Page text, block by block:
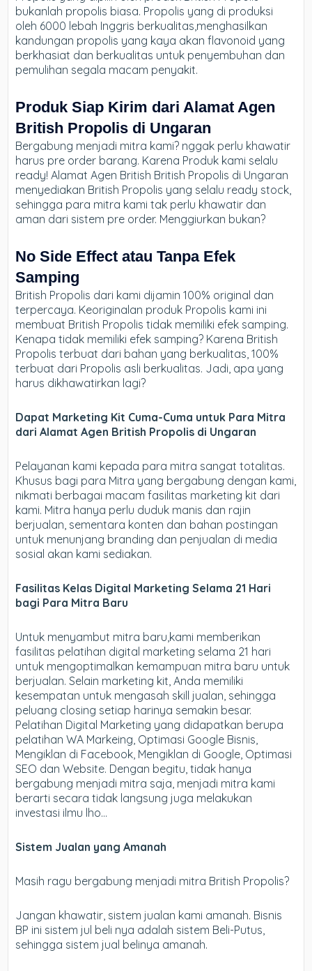
bukanlah propolis biasa. Propolis yang di produksi
oleh 6000 lebah Inggris berkualitas,menghasilkan
kandungan propolis yang kaya akan flavonoid yang
berkhasiat dan berkualitas untuk penyembuhan dan
pemulihan segala macam penyakit.
Produk Siap Kirim dari Alamat Agen
British Propolis di Ungaran
Bergabung menjadi mitra kami? nggak perlu khawatir
harus pre order barang. Karena Produk kami selalu
ready! Alamat Agen British British Propolis di Ungaran
menyediakan British Propolis yang selalu ready stock,
sehingga para mitra kami tak perlu khawatir dan
aman dari sistem pre order. Menggiurkan bukan?
No Side Effect atau Tanpa Efek
Samping
British Propolis dari kami dijamin 100% original dan
terpercaya. Keoriginalan produk Propolis kami ini
membuat British Propolis tidak memiliki efek samping.
Kenapa tidak memiliki efek samping? Karena British
Propolis terbuat dari bahan yang berkualitas, 100%
terbuat dari Propolis asli berkualitas. Jadi, apa yang
harus dikhawatirkan lagi?
Dapat Marketing Kit Cuma-Cuma untuk Para Mitra
dari Alamat Agen British Propolis di Ungaran
Pelayanan kami kepada para mitra sangat totalitas.
Khusus bagi para Mitra yang bergabung dengan kami,
nikmati berbagai macam fasilitas marketing kit dari
kami. Mitra hanya perlu duduk manis dan rajin
berjualan, sementara konten dan bahan postingan
untuk menunjang branding dan penjualan di media
sosial akan kami sediakan.
Fasilitas Kelas Digital Marketing Selama 21 Hari
bagi Para Mitra Baru
Untuk menyambut mitra baru,kami memberikan
fasilitas pelatihan digital marketing selama 21 hari
untuk mengoptimalkan kemampuan mitra baru untuk
berjualan. Selain marketing kit, Anda memiliki
kesempatan untuk mengasah skill jualan, sehingga
peluang closing setiap harinya semakin besar.
Pelatihan Digital Marketing yang didapatkan berupa
pelatihan WA Markeing, Optimasi Google Bisnis,
Mengiklan di Facebook, Mengiklan di Google, Optimasi
SEO dan Website. Dengan begitu, tidak hanya
bergabung menjadi mitra saja, menjadi mitra kami
berarti secara tidak langsung juga melakukan
investasi ilmu lho…
Sistem Jualan yang Amanah
Masih ragu bergabung menjadi mitra British Propolis?
Jangan khawatir, sistem jualan kami amanah. Bisnis
BP ini sistem jul beli nya adalah sistem Beli-Putus,
sehingga sistem jual belinya amanah.